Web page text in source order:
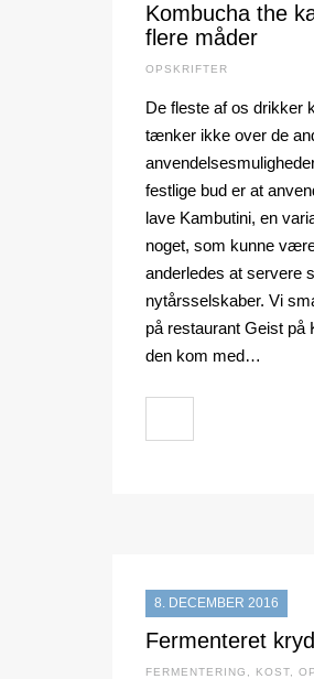
Kombucha the
flere måder
OPSKRIFTER
De fleste af os drikker
tænker ikke over de
festlige bud er at
lave Kambutini, en
noget, som kunne
anderledes at servere
nytårsselskaber. Vi
på restaurant Geist på
den kom med…
8. DECEMBER 2016
Fermenteret
FERMENTERING KOST